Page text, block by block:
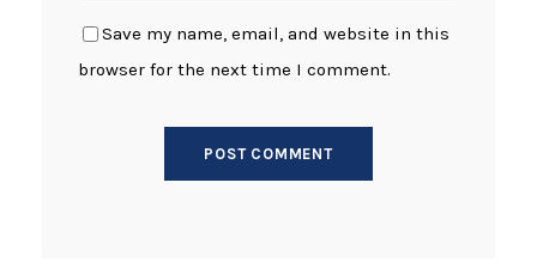
Save my name, email, and website in this
browser for the next time I comment.